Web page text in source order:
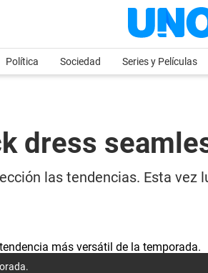
Política Sociedad Series y Películas
dress
las tendencias. Esta